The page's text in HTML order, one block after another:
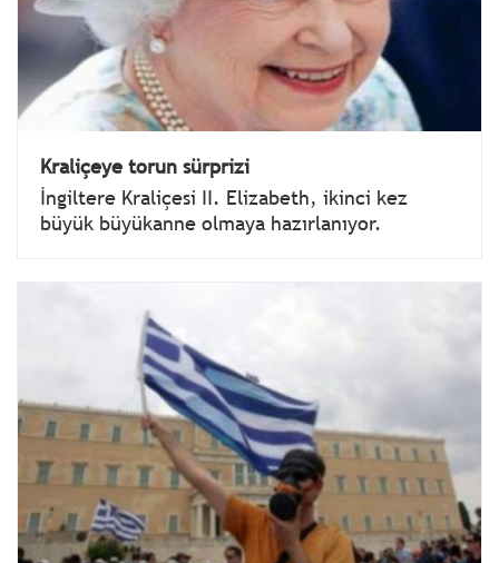
Kraliçeye torun sürprizi
İngiltere Kraliçesi II. Elizabeth, ikinci kez
büyük büyükanne olmaya hazırlanıyor.